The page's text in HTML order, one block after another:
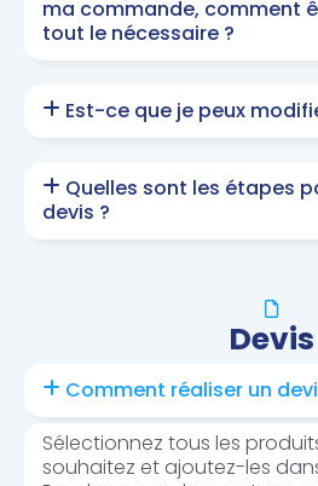
ma commande, comment
tout le nécessaire ?
Est-ce que je peux
Quelles sont les étapes
devis ?
Devis
Comment réaliser un
Sélectionnez tous les
souhaitez et ajoutez-les